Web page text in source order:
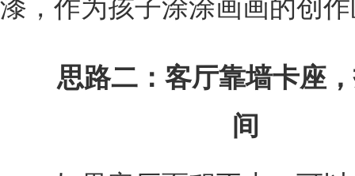
漆，作为孩子涂涂画画的创
思路二：客厅靠墙卡座
间